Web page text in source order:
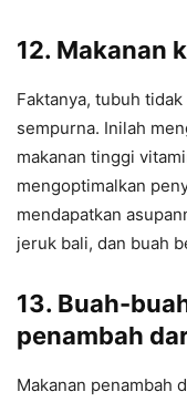
12. Makanan
Faktanya, tubuh
sempurna. Inilah
makanan tinggi
mengoptimalkan
mendapatkan
jeruk bali, dan buah
13. Buah-
penambah
Makanan penambah